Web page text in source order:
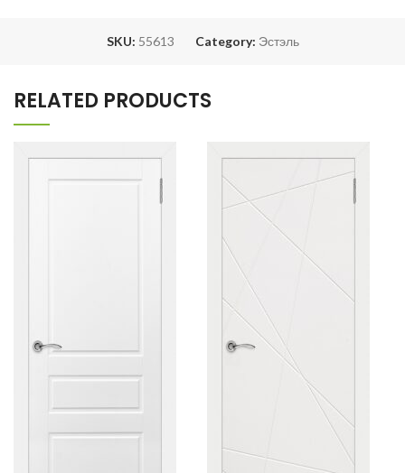
SKU: 55613 Category: Эстэль
RELATED PRODUCTS